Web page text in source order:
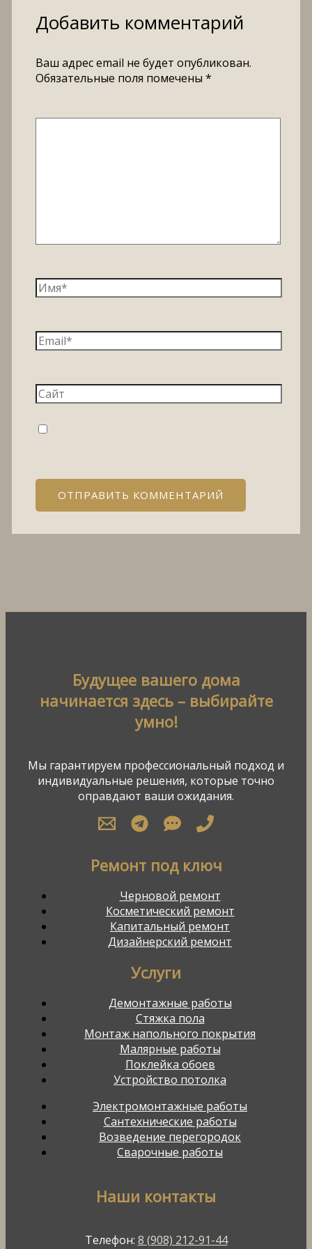
Добавить комментарий
Ваш адрес email не будет опубликован.
Обязательные поля помечены *
Будущее вашего дома
начинается здесь – выбирайте
умно!
Мы гарантируем профессиональный подход и
индивидуальные решения, которые точно
оправдают ваши ожидания.
Ремонт под ключ
Черновой ремонт
Косметический ремонт
Капитальный ремонт
Дизайнерский ремонт
Услуги
Демонтажные работы
Стяжка пола
Монтаж напольного покрытия
Малярные работы
Поклейка обоев
Устройство потолка
Электромонтажные работы
Сантехнические работы
Возведение перегородок
Сварочные работы
Наши контакты
Телефон: 8 (908) 212-91-44